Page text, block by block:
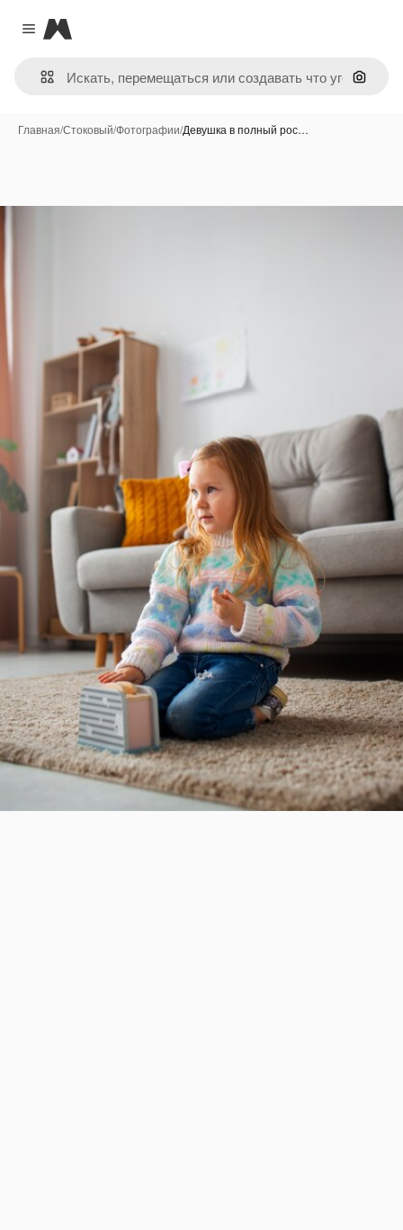
Close menu
Magnific
Поиск
Главная/Стоковый/Фотографии/Девушка в полный рос…